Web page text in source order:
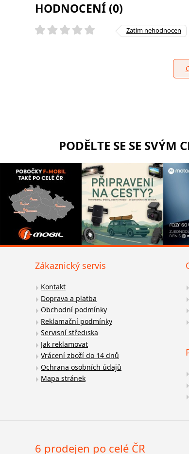
HODNOCENÍ (0)
Zatím nehodnocen
PODĚLTE SE SE
Zákaznický servis
Kontakt
Doprava a platba
Obchodní podmínky
Reklamační podmínky
Servisní střediska
Jak reklamovat
Vrácení zboží do 14 dnů
Ochrana osobních údajů
Mapa stránek
6 prodejen po celé ČR